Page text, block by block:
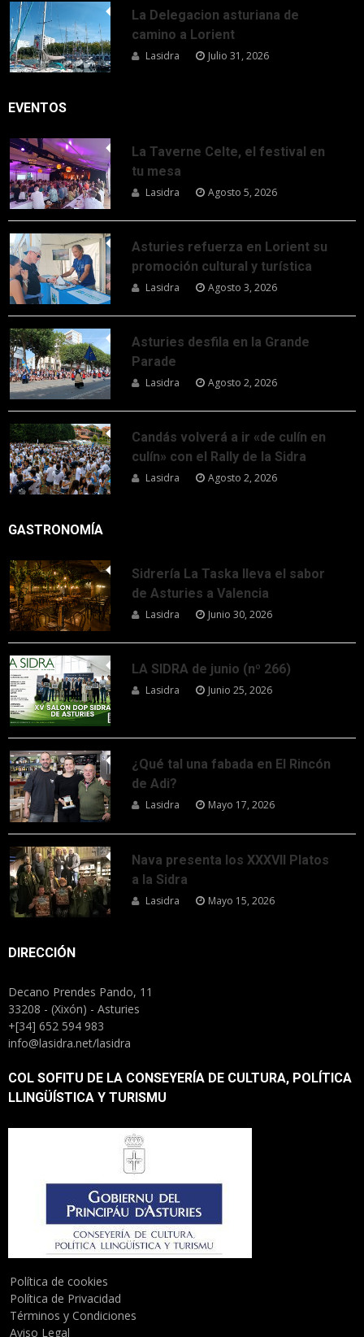
La Delegacion asturiana de
camino a Lorient
Lasidra Julio 31, 2026
EVENTOS
La Taverne Celte, el festival en
tu mesa
Lasidra Agosto 5, 2026
Asturies refuerza en Lorient su
promoción cultural y turística
Lasidra Agosto 3, 2026
Asturies desfila en la Grande
Parade
Lasidra Agosto 2, 2026
Candás volverá a ir «de culín en
culín» con el Rally de la Sidra
Lasidra Agosto 2, 2026
GASTRONOMÍA
Sidrería La Taska lleva el sabor
de Asturies a Valencia
Lasidra Junio 30, 2026
LA SIDRA de junio (nº 266)
Lasidra Junio 25, 2026
¿Qué tal una fabada en El Rincón
de Adi?
Lasidra Mayo 17, 2026
Nava presenta los XXXVII Platos
a la Sidra
Lasidra Mayo 15, 2026
DIRECCIÓN
Decano Prendes Pando, 11
33208 - (Xixón) - Asturies
+[34] 652 594 983
info@lasidra.net/lasidra
COL SOFITU DE LA CONSEYERÍA DE CULTURA, POLÍTICA
LLINGÜÍSTICA Y TURISMU
Política de cookies
Política de Privacidad
Términos y Condiciones
Aviso Legal